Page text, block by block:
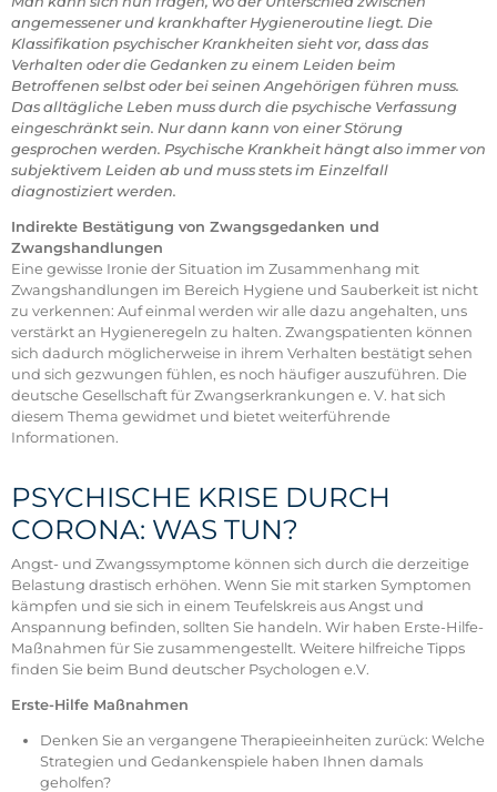
angemessener und krankhafter Hygieneroutine liegt. Die
Klassifikation psychischer Krankheiten sieht vor, dass das
Verhalten oder die Gedanken zu einem Leiden beim
Betroffenen selbst oder bei seinen Angehörigen führen muss.
Das alltägliche Leben muss durch die psychische Verfassung
eingeschränkt sein. Nur dann kann von einer Störung
gesprochen werden. Psychische Krankheit hängt also immer von
subjektivem Leiden ab und muss stets im Einzelfall
diagnostiziert werden.
Indirekte Bestätigung von Zwangsgedanken und
Zwangshandlungen
Eine gewisse Ironie der Situation im Zusammenhang mit
Zwangshandlungen im Bereich Hygiene und Sauberkeit ist nicht
zu verkennen: Auf einmal werden wir alle dazu angehalten, uns
verstärkt an Hygieneregeln zu halten. Zwangspatienten können
sich dadurch möglicherweise in ihrem Verhalten bestätigt sehen
und sich gezwungen fühlen, es noch häufiger auszuführen. Die
deutsche Gesellschaft für Zwangserkrankungen e. V. hat sich
diesem Thema gewidmet und bietet weiterführende
Informationen.
PSYCHISCHE KRISE DURCH
CORONA: WAS TUN?
Angst- und Zwangssymptome können sich durch die derzeitige
Belastung drastisch erhöhen. Wenn Sie mit starken Symptomen
kämpfen und sie sich in einem Teufelskreis aus Angst und
Anspannung befinden, sollten Sie handeln. Wir haben Erste-Hilfe-
Maßnahmen für Sie zusammengestellt. Weitere hilfreiche Tipps
finden Sie beim Bund deutscher Psychologen e.V.
Erste-Hilfe Maßnahmen
Denken Sie an vergangene Therapieeinheiten zurück: Welche
Strategien und Gedankenspiele haben Ihnen damals
geholfen?